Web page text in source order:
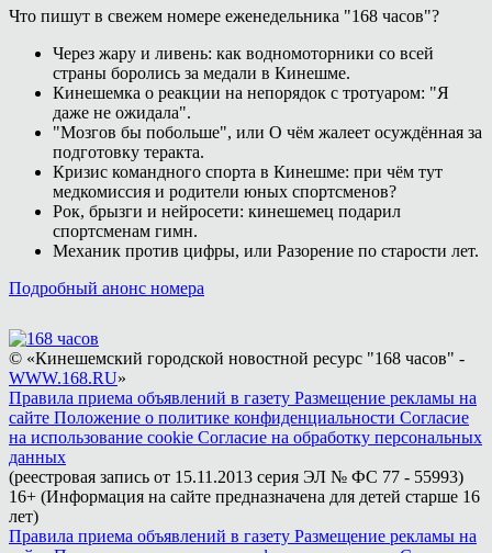
Что пишут в свежем номере еженедельника "168 часов"?
Через жару и ливень: как водномоторники со всей
страны боролись за медали в Кинешме.
Кинешемка о реакции на непорядок с тротуаром: "Я
даже не ожидала".
"Мозгов бы побольше", или О чём жалеет осуждённая за
подготовку теракта.
Кризис командного спорта в Кинешме: при чём тут
медкомиссия и родители юных спортсменов?
Рок, брызги и нейросети: кинешемец подарил
спортсменам гимн.
Механик против цифры, или Разорение по старости лет.
Подробный анонс номера
© «Кинешемский городской новостной ресурс "168 часов" -
WWW.168.RU»
Правила приема объявлений в газету Размещение рекламы на
сайте Положение о политике конфиденциальности Согласие
на использование cookie Согласие на обработку персональных
данных
(реестровая запись от 15.11.2013 серия ЭЛ № ФС 77 - 55993)
16+ (Информация на сайте предназначена для детей старше 16
лет)
Правила приема объявлений в газету Размещение рекламы на